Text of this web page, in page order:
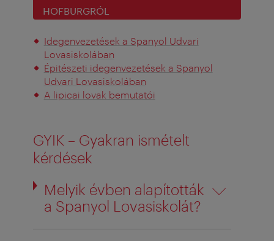
HOFBURGRÓL
Idegenvezetések a Spanyol Udvari
Lovasiskolában
Épitészeti idegenvezetések a Spanyol
Udvari Lovasiskolában
A lipicai lovak bemutatói
GYIK – Gyakran ismételt
kérdések
Melyik évben alapították
a Spanyol Lovasiskolát?